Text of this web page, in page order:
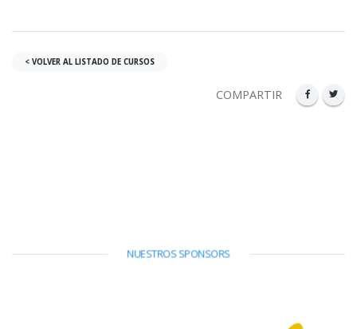
< VOLVER AL LISTADO DE CURSOS
COMPARTIR
NUESTROS SPONSORS